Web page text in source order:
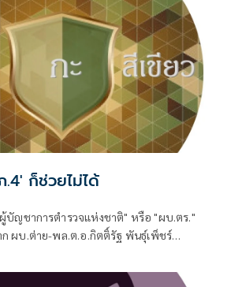
ก็ช่วยไม่ได้
ผู้บัญชาการตำรวจแห่งชาติ" หรือ "ผบ.ตร."
ผบ.ต่าย-พล.ต.อ.กิตติ์รัฐ พันธุ์เพ็ชร์
บให้น่าตื่นเต้น